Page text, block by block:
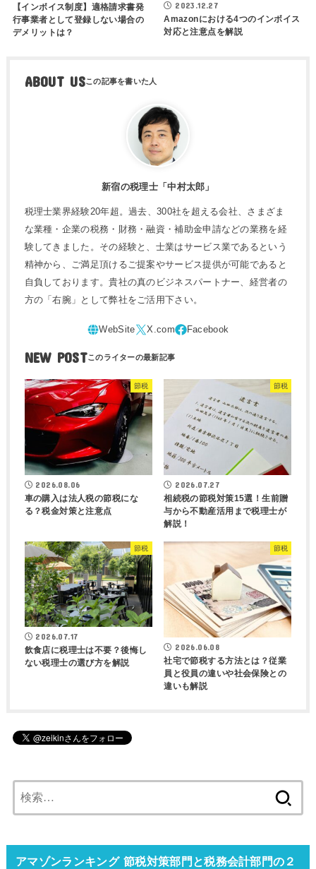
【インボイス制度】適格請求書発
行事業者として登録しない場合の
デメリットは？
2023.12.27
Amazonにおける4つのインボイス
対応と注意点を解説
ABOUT US
新宿の税理士「中村太郎」
税理士業界経験20年超。過去、300社を超える会社、さまざま
な業種・企業の税務・財務・融資・補助金申請などの業務を経
験してきました。その経験と、士業はサービス業であるという
精神から、ご満足頂けるご提案やサービス提供が可能であると
自負しております。貴社の真のビジネスパートナー、経営者の
方の「右腕」として弊社をご活用下さい。
NEW POST
節税
2026.08.06
車の購入は法人税の節税にな
る？税金対策と注意点
節税
2026.07.27
相続税の節税対策15選！生前贈
与から不動産活用まで税理士が
解説！
節税
2026.07.17
飲食店に税理士は不要？後悔し
ない税理士の選び方を解説
節税
2026.06.08
社宅で節税する方法とは？従業
員と役員の違いや社会保険との
違いも解説
索:
アマゾンランキング 節税対策部門と税務会計部門の２